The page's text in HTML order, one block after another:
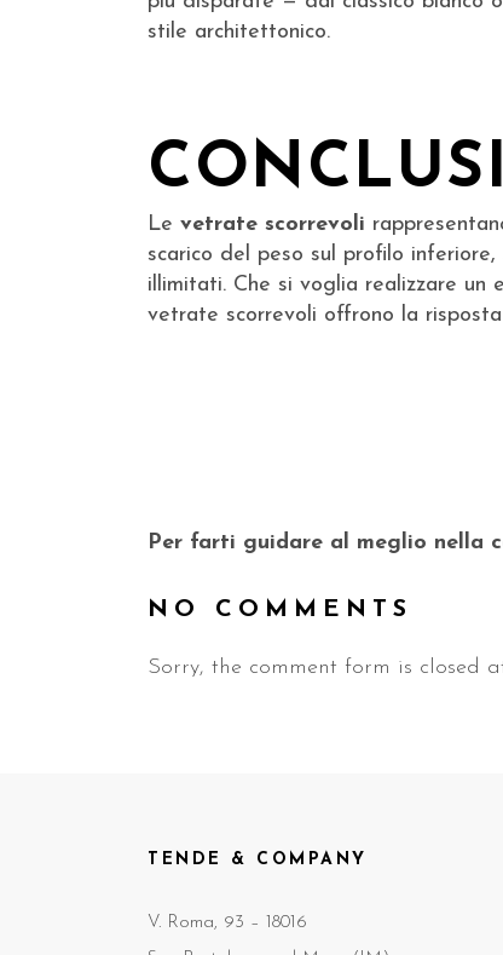
stile architettonico.
Le vetrate scorrevoli
scarico del peso sul profilo
illimitati. Che si voglia realizzare un
vetrate scorrevoli offrono la
Per farti guidare al meglio nella
NO COMMENTS
Sorry, the comment form is closed
TENDE & COMPANY
V. Roma, 93 – 18016